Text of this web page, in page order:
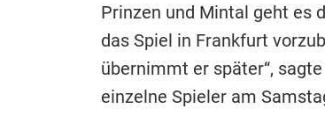
Prinzen und Mintal geht es
das Spiel in Frankfurt
übernimmt er später“,
einzelne Spieler am